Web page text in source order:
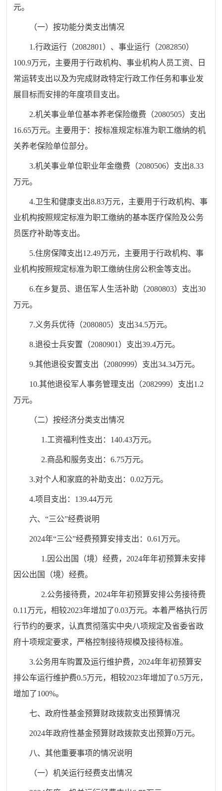
元。
（一）按功能分类支出情况
1.行政运行（2082801）、事业运行（2082850）
100.9万元，主要用于行政机构、事业机构人员工资、日
常运转支出以及为完成财政特定行政工作任务和事业发
展目标而安排的年度项目支出。
2.机关事业单位基本养老保险缴费（2080505）支出
16.65万元。主要用于：按标准规定标准为职工缴纳的机
关养老保险单位部分。
3.机关事业单位职业年金缴费（2080506）支出8.33
万元。
4.卫生和健康支出8.83万元，主要用于行政机构、事
业机构按照规定标准为职工缴纳的基本医疗保险及公务
员医疗补助等支出。
5.住房保障支出12.49万元，主要用于行政机构、事
业机构按照规定标准为职工缴纳住房公积金等支出。
6.在乡复员、退伍军人生活补助（2080803）支出30
万元。
7.义务兵优待（2080805）支出34.5万元。
8.退役士兵安置（2080901）支出39.4万元。
9.其他退役安置支出（2080999）支出34.34万元。
10.其他退役军人事务管理支出（2082999）支出1.2
万元。
（二）按经济分类支出情况
1.工资福利性支出：140.43万元。
2.商品和服务支出：6.75万元。
3.对个人和家庭的补助支出：0.02万元。
4.项目支出：139.44万元
六、“三公”经费说明
2024年“三公”经费预算安排支出：0.61万元。
1.因公出国（境）经费，2024年年初预算未安排
因公出国（境）经费。
2.公务接待费，2024年年初预算安排公务接待费
0.11万元，相较2023年增加了0.03万元。本着严格执行厉
行节约的要求，认真贯彻落实中央八项规定及省委省政
府十项规定要求，严格控制接待规模及接待标准。
3.公务用车购置及运行维护费，2024年年初预算安
排公车运行维护费0.5万元，相较2023年增加了0.5万元，
增加了100%。
七、政府性基金预算财政拨款支出预算情况
2024年政府性基金预算财政拨款支出预算0万元。
八、其他重要事项的情况说明
（一）机关运行经费支出情况